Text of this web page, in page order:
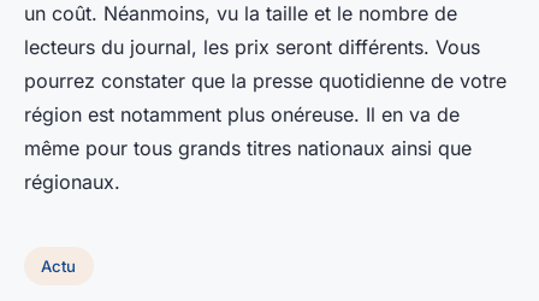
un coût. Néanmoins, vu la taille et le nombre de
lecteurs du journal, les prix seront différents. Vous
pourrez constater que la presse quotidienne de votre
région est notamment plus onéreuse. Il en va de
même pour tous grands titres nationaux ainsi que
régionaux.
Actu